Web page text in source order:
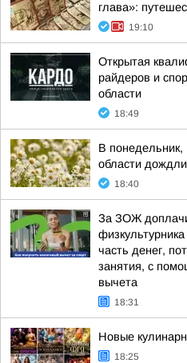
глава»:
19:10
Открытая
райдеров и
области
18:49
В понедельник,
области
18:40
За ЗОЖ
часть денег,
занятия, с
вычета
18:31
Новые
18:25